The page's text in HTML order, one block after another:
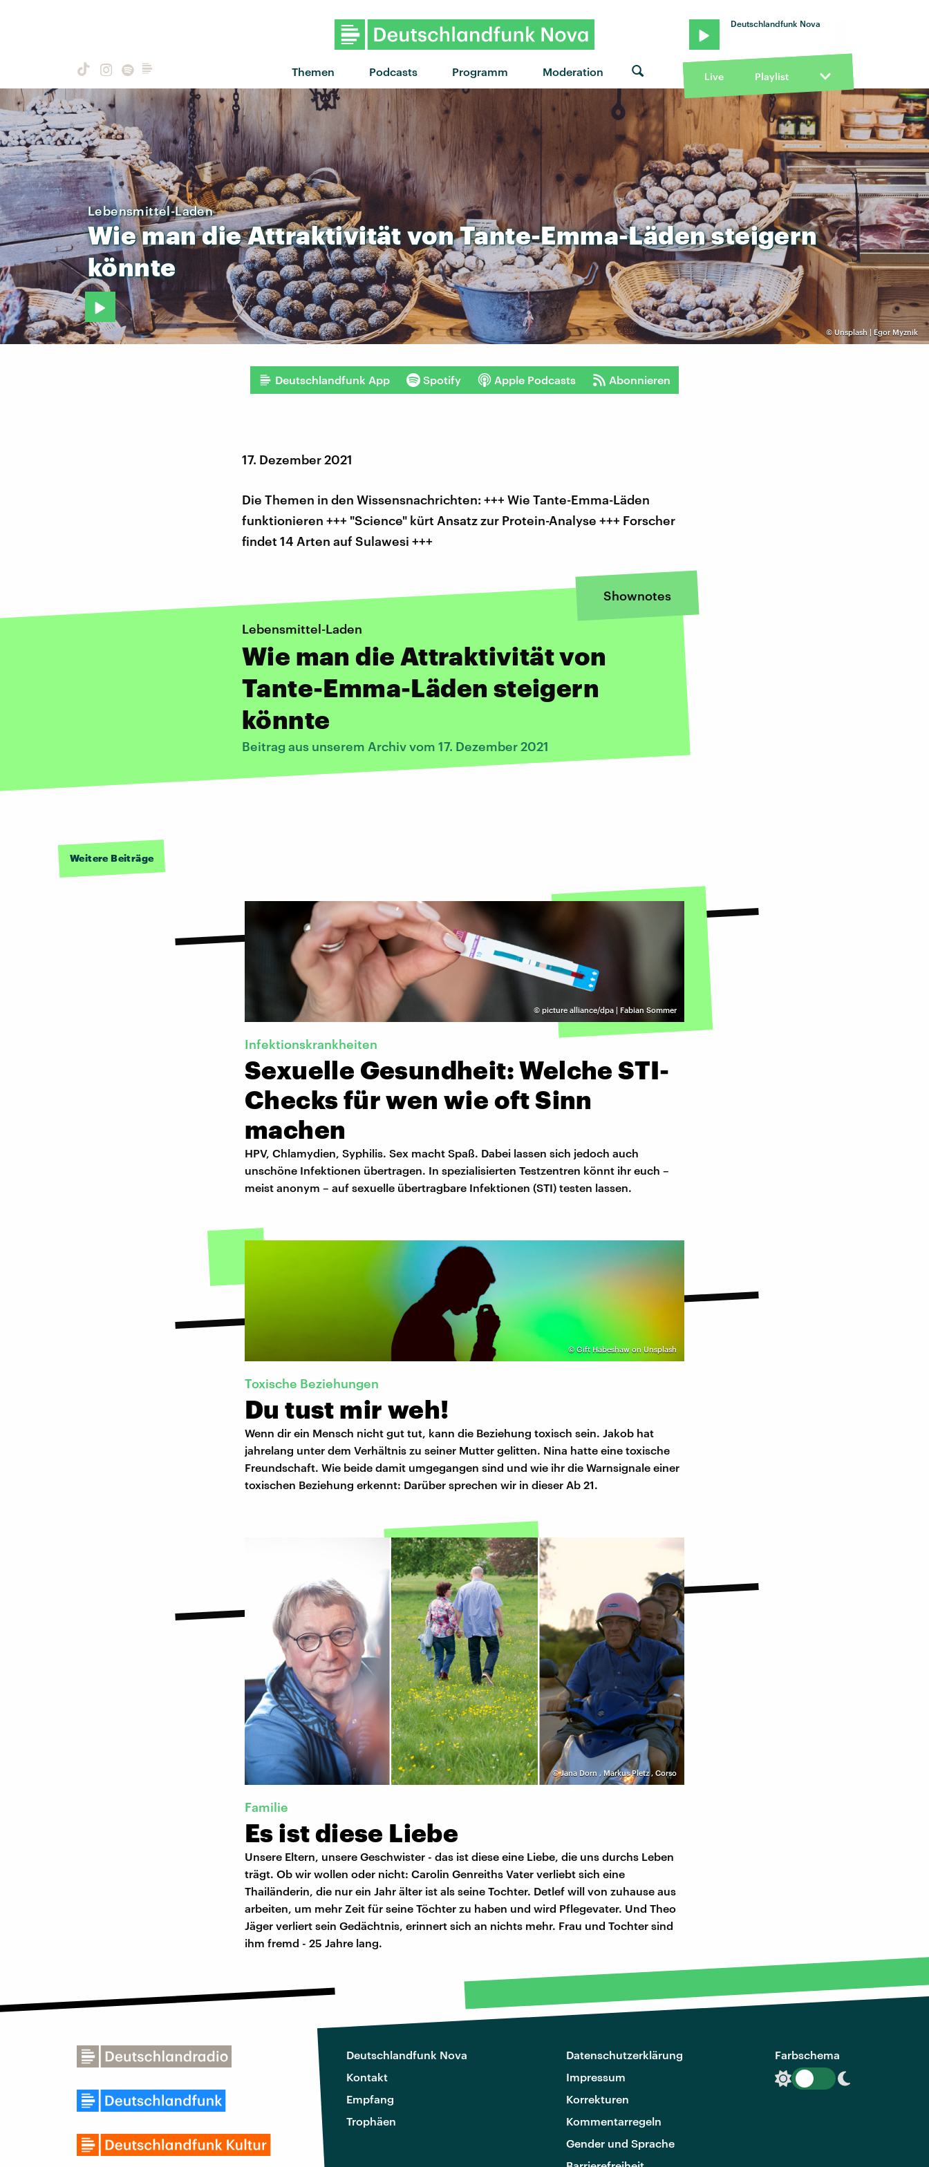
Themen Podcasts Programm Moderation
Deutschlandfunk Nova
Live Playlist
© Unsplash | Egor Myznik
Lebensmittel-Laden
WiemandieAttraktivitätvonTante-Emma-Lädensteigern
könnte
Deutschlandfunk App Spotify Apple Podcasts Abonnieren
17. Dezember 2021
Die Themen in den Wissensnachrichten: +++ Wie Tante-Emma-Läden
funktionieren +++ "Science" kürt Ansatz zur Protein-Analyse +++ Forscher
findet 14 Arten auf Sulawesi +++
Shownotes
Lebensmittel-Laden
Wie man die Attraktivität von
Tante-Emma-Läden steigern
könnte
Beitrag aus unserem Archiv vom 17. Dezember 2021
Weitere Beiträge
© picture alliance/dpa | Fabian Sommer
Infektionskrankheiten
Sexuelle Gesundheit: Welche STI-
Checks für wen wie oft Sinn
machen
HPV, Chlamydien, Syphilis. Sex macht Spaß. Dabei lassen sich jedoch auch
unschöne Infektionen übertragen. In spezialisierten Testzentren könnt ihr euch –
meist anonym – auf sexuelle übertragbare Infektionen (STI) testen lassen.
© Gift Habeshaw on Unsplash
Toxische Beziehungen
Du tust mir weh!
Wenn dir ein Mensch nicht gut tut, kann die Beziehung toxisch sein. Jakob hat
jahrelang unter dem Verhältnis zu seiner Mutter gelitten. Nina hatte eine toxische
Freundschaft. Wie beide damit umgegangen sind und wie ihr die Warnsignale einer
toxischen Beziehung erkennt: Darüber sprechen wir in dieser Ab 21.
©Jana Dorn Markus Pletz, Corso
Familie
Es ist diese Liebe
Unsere Eltern, unsere Geschwister - das ist diese eine Liebe, die uns durchs Leben
trägt. Ob wir wollen oder nicht: Carolin Genreiths Vater verliebt sich eine
Thailänderin, die nur ein Jahr älter ist als seine Tochter. Detlef will von zuhause aus
arbeiten, um mehr Zeit für seine Töchter zu haben und wird Pflegevater. Und Theo
Jäger verliert sein Gedächtnis, erinnert sich an nichts mehr. Frau und Tochter sind
ihm fremd - 25 Jahre lang.
Deutschlandfunk Nova
Kontakt
Empfang
Trophäen
Datenschutzerklärung
Impressum
Korrekturen
Kommentarregeln
Gender und Sprache
Farbschema